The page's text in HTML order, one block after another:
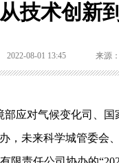
技术创新
2022-08-01 13:45 来源
应对气候变化司、国
，未来科学城管委会